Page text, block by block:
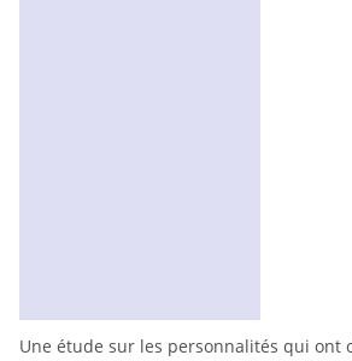
Une étude sur les personnalités qui ont